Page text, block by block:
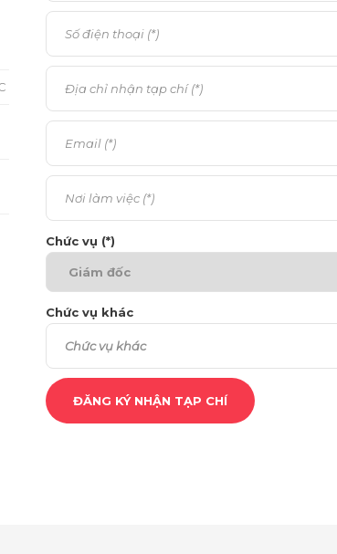
Chức vụ (*)
Chức vụ khác